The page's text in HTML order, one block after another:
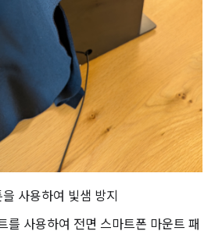
을 사용하여 빛샘 방지
를 사용하여 전면 스마트폰 마운트 패